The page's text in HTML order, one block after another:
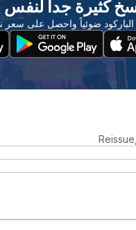
كثيرة جداً لنفس
ضوئياً واحصل على سعر